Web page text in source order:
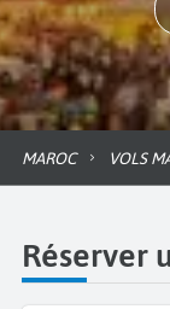
MAROC VOLS
Réserver